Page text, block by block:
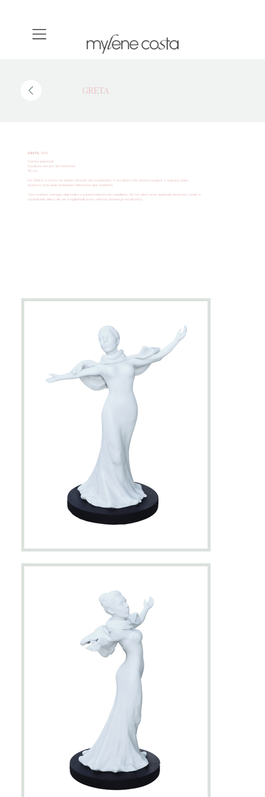
GRETA
GRETA , 2026
Acervo pessoal
Escultura em pó de mármore
50 cm
Em Greta, a forma se revela através da contenção. A escultura não busca ocupar o espaço pelo
excesso, mas pela presença silenciosa que sustenta.
Sua matéria carrega delicadeza e permanência em equilíbrio. Há na obra uma quietude luminosa, onde a
suavidade deixa de ser fragilidade para afirmar presença escultórica.